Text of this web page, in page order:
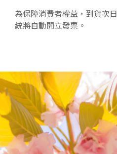
為保障消費者權益，到貨次
統將自動開立發票。